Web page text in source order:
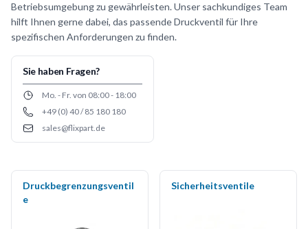
Betriebsumgebung zu gewährleisten. Unser sachkundiges Team
hilft Ihnen gerne dabei, das passende Druckventil für Ihre
spezifischen Anforderungen zu finden.
Sie haben Fragen?
Opening hours
Mo. - Fr. von 08:00 - 18:00
Phone number
+49 (0) 40 / 85 180 180
Emailsales@flixpart.de
Druckbegrenzungsventil
e
Sicherheitsventile